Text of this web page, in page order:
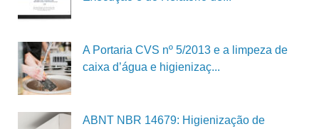
A Portaria CVS nº 5/2013 e a limpeza de
caixa d’água e higienizaç...
ABNT NBR 14679: Higienização de